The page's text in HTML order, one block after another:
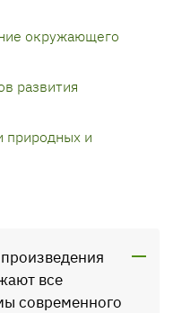
окружающего
развития
природных и
все
современного